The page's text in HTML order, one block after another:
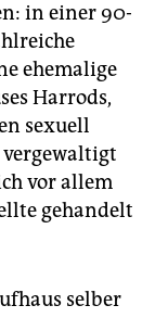
in einer 90-
ehemalige
Harrods,
sexuell
vor allem
gehandelt
selber